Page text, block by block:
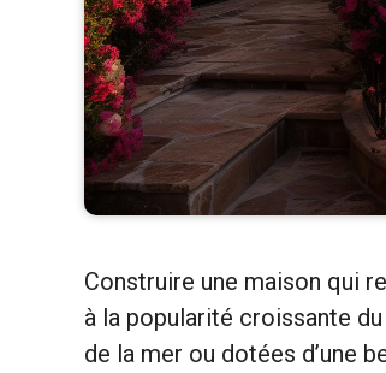
Construire une maison qui
à la popularité croissante
de la mer ou dotées d’une